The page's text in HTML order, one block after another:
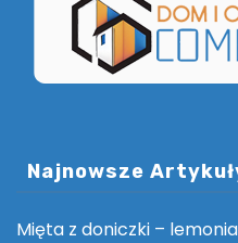
Najnowsze
Mięta z doniczki –